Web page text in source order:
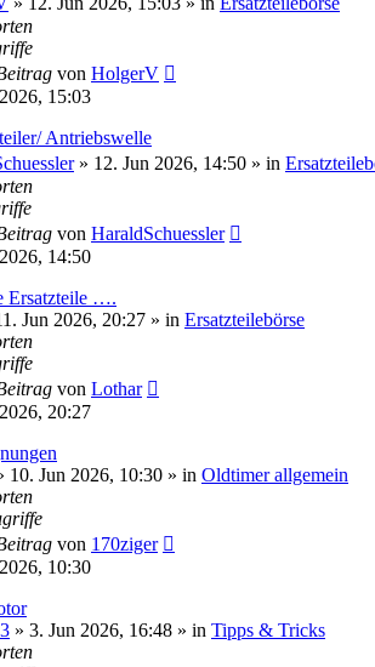
von HolgerV
15:03
Antriebswelle
» 12. Jun 2026, 14:50 » in
von HaraldSchuessler
14:50
Ersatzteile ….
Jun 2026, 20:27 » in Ersatzteilebörse
von Lothar
20:27
10. Jun 2026, 10:30 » in Oldtimer allgemein
von 170ziger
10:30
» 3. Jun 2026, 16:48 » in Tipps & Tricks